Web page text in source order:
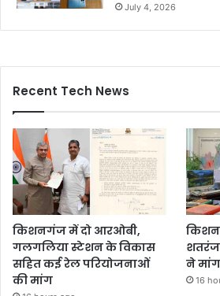
July 4, 2026
Recent Tech News
किशनगंज में दो आरओबी,
गलगलिया स्टेशन के विकास
सहित कई रेल परियोजनाओं
की मांग
शतरंज
ने
16